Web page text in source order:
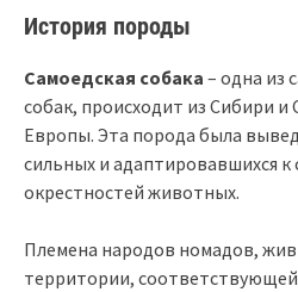
История породы
Самоедская собака – одна из
собак, происходит из Сибири
Европы. Эта порода была
сильных и адаптировавшихся к
окрестностей животных.
Племена народов номадов,
территории,